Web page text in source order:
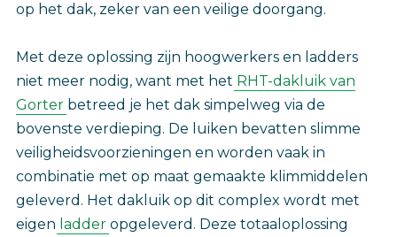
op het dak, zeker van een veilige doorgang.
Met deze oplossing zijn hoogwerkers en ladders
niet meer nodig, want met het RHT-dakluik van
Gorter betreed je het dak simpelweg via de
bovenste verdieping. De luiken bevatten slimme
veiligheidsvoorzieningen en worden vaak in
combinatie met op maat gemaakte klimmiddelen
geleverd. Het dakluik op dit complex wordt met
eigen ladder opgeleverd. Deze totaaloplossing